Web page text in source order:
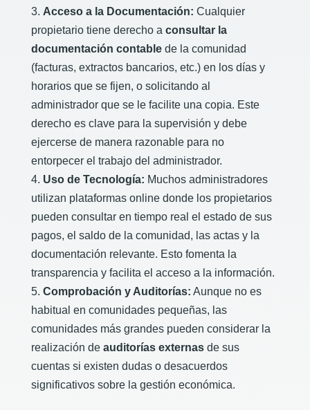
Acceso a la Documentación: Cualquier
propietario tiene derecho a consultar la
documentación contablede la comunidad
(facturas, extractos bancarios, etc.) en los días y
horarios que se fijen, o solicitando al
administrador que se le facilite una copia. Este
derecho es clave para la supervisión y debe
ejercerse de manera razonable para no
entorpecer el trabajo del administrador.
Uso de Tecnología: Muchos administradores
utilizan plataformas online donde los propietarios
pueden consultar en tiempo real el estado de sus
pagos, el saldo de la comunidad, las actas y la
documentación relevante. Esto fomenta la
transparencia y facilita el acceso a la información.
Comprobación y Auditorías: Aunque no es
habitual en comunidades pequeñas, las
comunidades más grandes pueden considerar la
realización de auditorías externasde sus
cuentas si existen dudas o desacuerdos
significativos sobre la gestión económica.